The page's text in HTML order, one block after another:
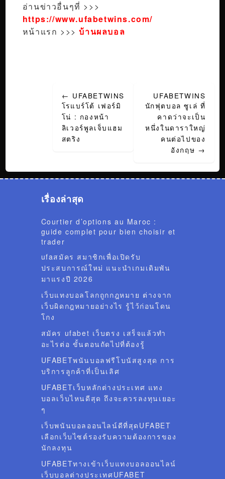
อ่านข่าวอื่นๆที่ >>>
https://www.ufabetwins.com/
หน้าแรก >>>บ้านผลบอล
navigation
← UFABETWINS
โรแบร์โต้ เฟอร์มิ
โน่ : กองหน้า
ลิเวอร์พูลเจ็บแฮม
สตริง
UFABETWINS
นักฟุตบอล ซูเล่ ที่
คาดว่าจะเป็น
หนึ่งในดาราใหญ่
คนต่อไปของ
อังกฤษ →
เรื่องล่าสุด
Courtier d’options au Maroc :
guide complet pour bien choisir et
trader
ufaสมัคร สมาชิกเพื่อเปิดรับ
ประสบการณ์ใหม่ แนะนำเกมเดิมพัน
มาแรงปี 2026
เว็บแทงบอลโลกถูกกฎหมาย ต่างจาก
เว็บผิดกฎหมายอย่างไร รู้ไว้ก่อนโดน
โกง
สมัคร ufabet เว็บตรง เสร็จแล้วทำ
อะไรต่อ ขั้นตอนถัดไปที่ต้องรู้
UFABETพนันบอลฟรีโบนัสสูงสุด การ
บริการลูกค้าที่เป็นเลิศ
UFABETเว็บหลักต่างประเทศ แทง
บอลเว็บไหนดีสุด ถึงจะควรลงทุนเยอะ
ๆ
เว็บพนันบอลออนไลน์ดีที่สุดUFABET
เลือกเว็บไซต์รองรับความต้องการของ
นักลงทุน
UFABETทางเข้าเว็บแทงบอลออนไลน์
เว็บบอลต่างประเทศUFABET